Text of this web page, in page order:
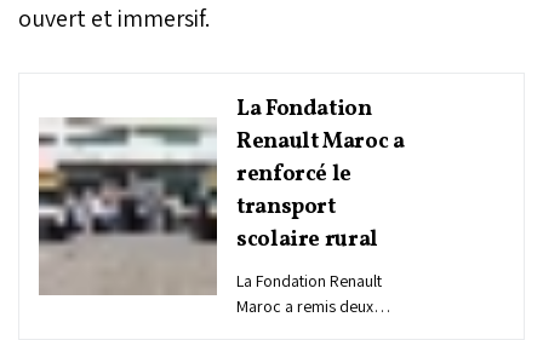
ouvert et immersif.
La Fondation
Renault Maroc a
renforcé le
transport
scolaire rural
La Fondation Renault
Maroc a remis deux